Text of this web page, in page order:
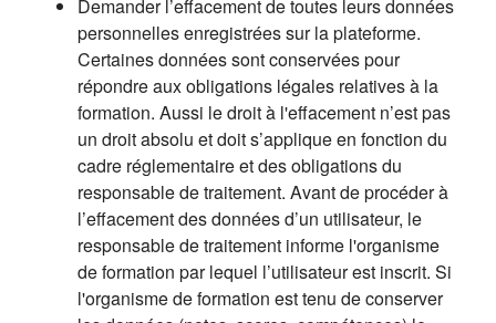
Demander l’effacement de toutes leurs données
personnelles enregistrées sur la plateforme.
Certaines données sont conservées pour
répondre aux obligations légales relatives à la
formation. Aussi le droit à l'effacement n’est pas
un droit absolu et doit s’applique en fonction du
cadre réglementaire et des obligations du
responsable de traitement. Avant de procéder à
l’effacement des données d’un utilisateur, le
responsable de traitement informe l'organisme
de formation par lequel l’utilisateur est inscrit. Si
l'organisme de formation est tenu de conserver